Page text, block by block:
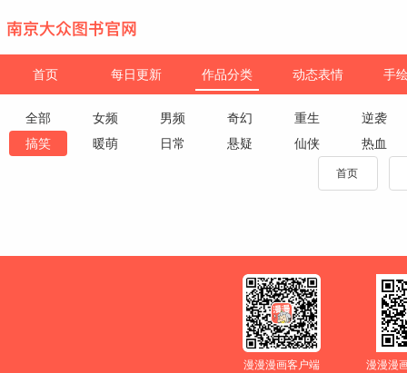
首页 每日更新 作品分类 动态表情 手
全部 女频 男频 奇幻 重生
逆袭
搞笑
暖萌 日常 悬疑 仙侠 热血
首页
漫漫漫画客户端 漫漫漫